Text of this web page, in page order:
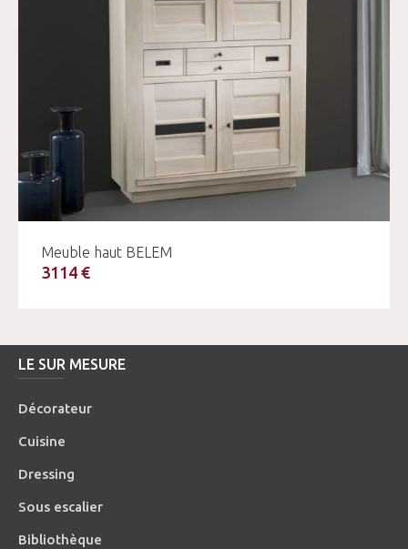
Meuble haut BELEM
3114 €
LE SUR MESURE
Décorateur
Cuisine
Dressing
Sous escalier
Bibliothèque